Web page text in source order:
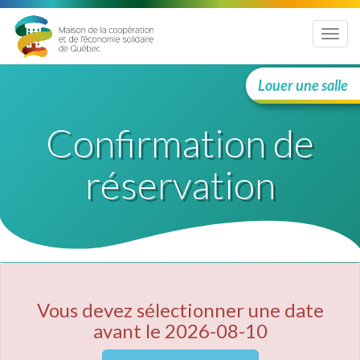
Menu
Louer une salle
Confirmation de
réservation
Vous devez sélectionner une date
avant le 2026-08-10